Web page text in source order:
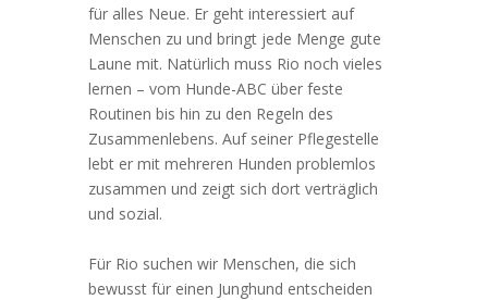
für alles Neue. Er geht interessiert auf
Menschen zu und bringt jede Menge gute
Laune mit. Natürlich muss Rio noch vieles
lernen – vom Hunde-ABC über feste
Routinen bis hin zu den Regeln des
Zusammenlebens. Auf seiner Pflegestelle
lebt er mit mehreren Hunden problemlos
zusammen und zeigt sich dort verträglich
und sozial.
Für Rio suchen wir Menschen, die sich
bewusst für einen Junghund entscheiden